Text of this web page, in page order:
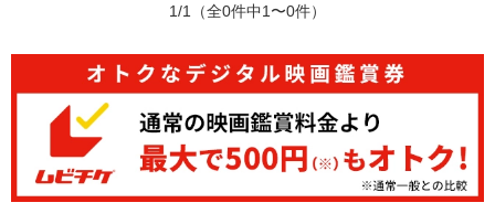
1/1 （全0件中1〜0件）